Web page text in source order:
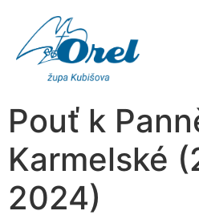
Pouť k
Karmelské
2024)